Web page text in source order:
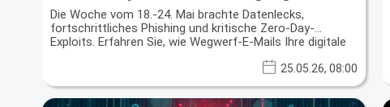
Wegwerf-E-Mails
Die Woche vom 18.-24. Mai brachte Datenlecks,
fortschrittliches Phishing und kritische Zero-Day-
Exploits. Erfahren Sie, wie Wegwerf-E-Mails Ihre digitale
25.05.26, 08:00